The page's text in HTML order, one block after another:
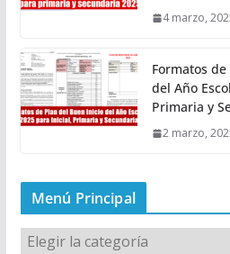
4 marzo,
Formatos
del Año
Primaria y
2 marzo,
Menú Principal
M